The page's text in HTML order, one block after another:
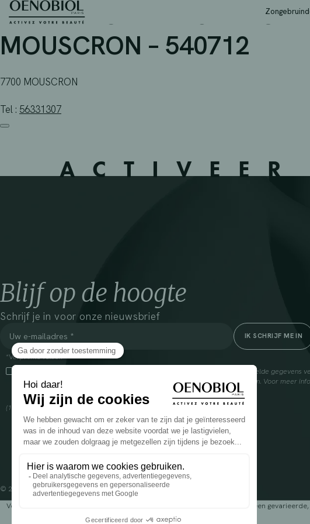
SkipPHARMACIE MINGNEAU
MOUSCRON – 540712
7700 MOUSCRON
Tel : 56331307
Blijf op de hoogte
Schrijf je in voor onze nieuwsbrief
*Verplichte velden
Door dit vakje aan te vinken, ga ik ermee akkoord dat Cooper(1) de verzamelde gegevens
om mij commerciële informatie te sturen over zijn producten en aanbiedingen. Voor meer
over het beheer van uw gegevens en uw rechten, klikhier
(1) Coopération pharmaceutique Française, RCS Melun 399 227 636
© 2024 OENOBIOL PARIS
Voedingssupplement dat moet worden geconsumeerd als onderdeel van een